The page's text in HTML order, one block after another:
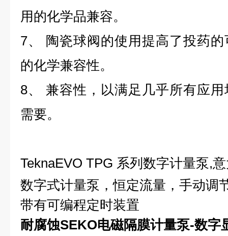
用的化学品兼容。
7、 陶瓷球阀的使用提高了投药
的化学兼容性。
8、 兼容性，以满足几乎所有应
需要。
TeknaEVO TPG 系列数字计量泵,
数字式计量泵，恒定流量，手动调
带有可编程定时装置
耐腐蚀SEKO电磁隔膜计量泵-数字